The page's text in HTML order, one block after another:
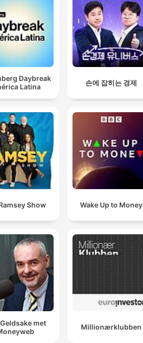
Daybreak
Latina
손에 잡히는 경제
Show Wake Up to Money
Geldsake met
Millionærklubben